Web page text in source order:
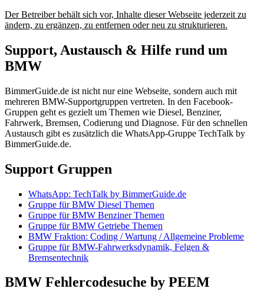
Der Betreiber behält sich vor, Inhalte dieser Webseite jederzeit zu
ändern, zu ergänzen, zu entfernen oder neu zu strukturieren.
Support, Austausch & Hilfe rund um
BMW
BimmerGuide.de ist nicht nur eine Webseite, sondern auch mit
mehreren BMW-Supportgruppen vertreten. In den Facebook-
Gruppen geht es gezielt um Themen wie Diesel, Benziner,
Fahrwerk, Bremsen, Codierung und Diagnose. Für den schnellen
Austausch gibt es zusätzlich die WhatsApp-Gruppe TechTalk by
BimmerGuide.de.
Support Gruppen
WhatsApp: TechTalk by BimmerGuide.de
Gruppe für BMW Diesel Themen
Gruppe für BMW Benziner Themen
Gruppe für BMW Getriebe Themen
BMW Fraktion: Coding / Wartung / Allgemeine Probleme
Gruppe für BMW-Fahrwerksdynamik, Felgen &
Bremsentechnik
BMW Fehlercodesuche by PEEM